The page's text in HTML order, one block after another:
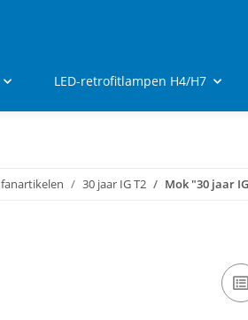
LED-retrofitlampen H4/H7
fanartikelen 30 jaar IG T2 Mok "30 jaar